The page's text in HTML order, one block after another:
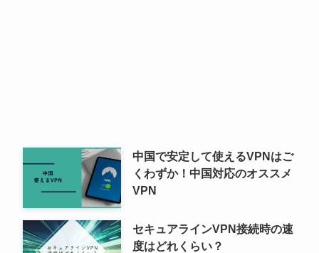
中国で安定して使えるVPNはご
くわずか！中国対応のオススメ
VPN
セキュアラインVPN接続時の速
度はどれくらい？